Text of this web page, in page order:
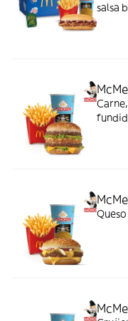
salsa